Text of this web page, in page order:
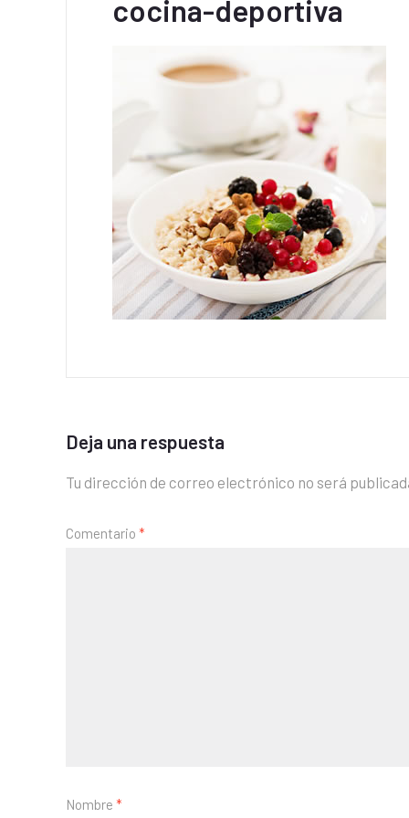
cocina-deportiva
Deja una respuesta
Tu dirección de correo electrónico no será
Comentario *
Nombre *